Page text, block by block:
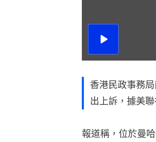
播
香港民政事務
出上訴，據美
報道稱，位於曼